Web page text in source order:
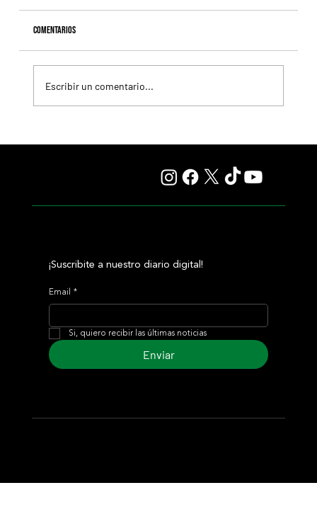
Comentarios
Escribir un comentario...
¡Suscribite a nuestro diario digital!
Email *
Si, quiero recibir las últimas noticias
Enviar